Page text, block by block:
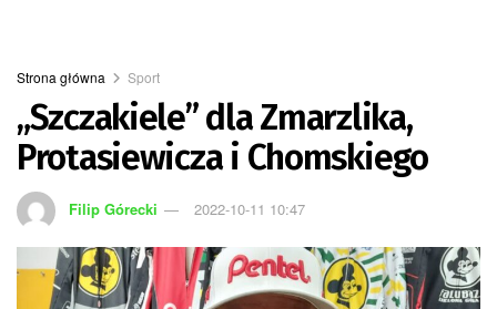
Strona główna Sport
„Szczakiele” dla Zmarzlika,
Protasiewicza i Chomskiego
Filip Górecki 2022-10-11 10:47